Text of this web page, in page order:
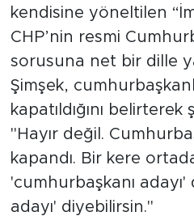
kendisine yöneltilen
CHP’nin resmi
sorusuna net bir dille
Şimşek,
kapatıldığını
"Hayır değil.
kapandı. Bir kere
'cumhurbaşkanı
adayı' diyebilirsin."